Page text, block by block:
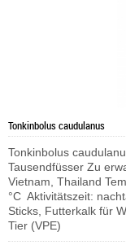
Tonkinbolus caudulanus
Tonkinbolus
Tausendfüsser Zu
Vietnam, Thailand
°C Aktivitätszeit:
Sticks, Futterkalk für
Tier (VPE)